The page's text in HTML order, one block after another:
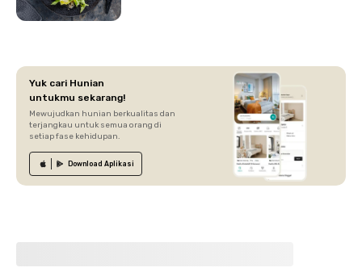
Yuk cari Hunian
untukmu sekarang!
Mewujudkan hunian berkualitas dan
terjangkau untuk semua orang di
setiap fase kehidupan.
Download Aplikasi